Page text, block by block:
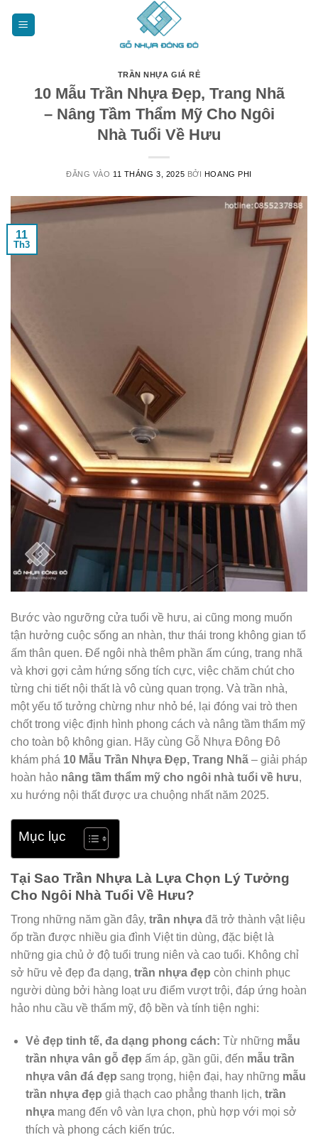
TRẦN NHỰA GIÁ RẺ
10 Mẫu Trần Nhựa Đẹp, Trang Nhã
– Nâng Tầm Thẩm Mỹ Cho Ngôi
Nhà Tuổi Về Hưu
ĐĂNG VÀO 11 THÁNG 3, 2025 BỞI HOANG PHI
11
Th3
Bước vào ngưỡng cửa tuổi về hưu, ai cũng mong muốn
tận hưởng cuộc sống an nhàn, thư thái trong không gian tổ
ấm thân quen. Để ngôi nhà thêm phần ấm cúng, trang nhã
và khơi gợi cảm hứng sống tích cực, việc chăm chút cho
từng chi tiết nội thất là vô cùng quan trọng. Và trần nhà,
một yếu tố tưởng chừng như nhỏ bé, lại đóng vai trò then
chốt trong việc định hình phong cách và nâng tầm thẩm mỹ
cho toàn bộ không gian. Hãy cùng Gỗ Nhựa Đông Đô
khám phá 10 Mẫu Trần Nhựa Đẹp, Trang Nhã – giải pháp
hoàn hảo nâng tầm thẩm mỹ cho ngôi nhà tuổi về hưu,
xu hướng nội thất được ưa chuộng nhất năm 2025.
Mục lục
Tại Sao Trần Nhựa Là Lựa Chọn Lý Tưởng
Cho Ngôi Nhà Tuổi Về Hưu?
Trong những năm gần đây, trần nhựa đã trở thành vật liệu
ốp trần được nhiều gia đình Việt tin dùng, đặc biệt là
những gia chủ ở độ tuổi trung niên và cao tuổi. Không chỉ
sở hữu vẻ đẹp đa dạng, trần nhựa đẹp còn chinh phục
người dùng bởi hàng loạt ưu điểm vượt trội, đáp ứng hoàn
hảo nhu cầu về thẩm mỹ, độ bền và tính tiện nghi:
Vẻ đẹp tinh tế, đa dạng phong cách: Từ những mẫu
trần nhựa vân gỗ đẹp ấm áp, gần gũi, đến mẫu trần
nhựa vân đá đẹp sang trọng, hiện đại, hay những mẫu
trần nhựa đẹp giả thạch cao phẳng thanh lịch, trần
nhựamang đến vô vàn lựa chọn, phù hợp với mọi sở
thích và phong cách kiến trúc.